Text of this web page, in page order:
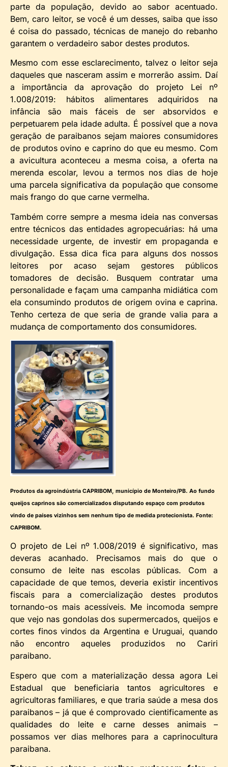
parte da população, devido ao sabor acentuado.
Bem, caro leitor, se você é um desses, saiba que isso
é coisa do passado, técnicas de manejo do rebanho
garantem o verdadeiro sabor destes produtos.
Mesmo com esse esclarecimento, talvez o leitor seja
daqueles que nasceram assim e morrerão assim. Daí
a importância da aprovação do projeto Lei nº
1.008/2019: hábitos alimentares adquiridos na
infância são mais fáceis de ser absorvidos e
perpetuarem pela idade adulta. É possível que a nova
geração de paraibanos sejam maiores consumidores
de produtos ovino e caprino do que eu mesmo. Com
a avicultura aconteceu a mesma coisa, a oferta na
merenda escolar, levou a termos nos dias de hoje
uma parcela significativa da população que consome
mais frango do que carne vermelha.
Também corre sempre a mesma ideia nas conversas
entre técnicos das entidades agropecuárias: há uma
necessidade urgente, de investir em propaganda e
divulgação. Essa dica fica para alguns dos nossos
leitores por acaso sejam gestores públicos
tomadores de decisão. Busquem contratar uma
personalidade e façam uma campanha midiática com
ela consumindo produtos de origem ovina e caprina.
Tenho certeza de que seria de grande valia para a
mudança de comportamento dos consumidores.
Produtos da agroindústria CAPRIBOM, município de Monteiro/PB. Ao fundo
queijos caprinos são comercializados disputando espaço com produtos
vindo de países vizinhos sem nenhum tipo de medida protecionista. Fonte:
CAPRIBOM.
O projeto de Lei nº 1.008/2019 é significativo, mas
deveras acanhado. Precisamos mais do que o
consumo de leite nas escolas públicas. Com a
capacidade de que temos, deveria existir incentivos
fiscais para a comercialização destes produtos
tornando-os mais acessíveis. Me incomoda sempre
que vejo nas gondolas dos supermercados, queijos e
cortes finos vindos da Argentina e Uruguai, quando
não encontro aqueles produzidos no Cariri
paraibano.
Espero que com a materialização dessa agora Lei
Estadual que beneficiaria tantos agricultores e
agricultoras familiares, e que traria saúde a mesa dos
paraibanos – já que é comprovado cientificamente as
qualidades do leite e carne desses animais –
possamos ver dias melhores para a caprinocultura
paraibana.